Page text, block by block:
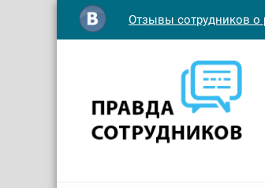
Отзывы сотрудников о